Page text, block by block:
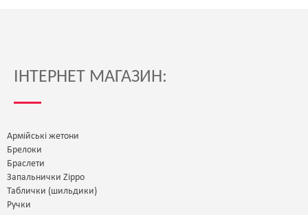
ІНТЕРНЕТ МАГАЗИН:
Армійські жетони
Брелоки
Браслети
Запальнички Zippo
Таблички (шильдики)
Ручки